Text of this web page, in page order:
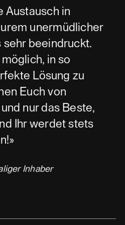
Austausch in
unermüdlicher
sehr beeindruckt.
in so
Lösung zu
Euch von
nur das Beste,
Ihr werdet stets
Inhaber